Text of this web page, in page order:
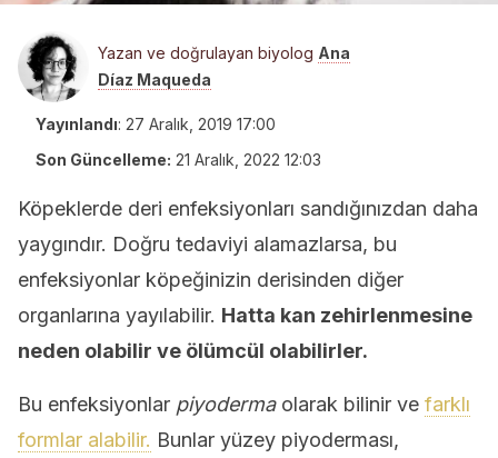
Yazan ve doğrulayan biyolog Ana
Díaz Maqueda
Yayınlandı: 27 Aralık, 2019 17:00
Son Güncelleme: 21 Aralık, 2022 12:03
Köpeklerde deri enfeksiyonları sandığınızdan daha
yaygındır. Doğru tedaviyi alamazlarsa, bu
enfeksiyonlar köpeğinizin derisinden diğer
organlarına yayılabilir. Hatta kan zehirlenmesine
neden olabilir ve ölümcül olabilirler.
Bu enfeksiyonlar piyodermaolarak bilinir ve farklı
formlar alabilir. Bunlar yüzey piyoderması,